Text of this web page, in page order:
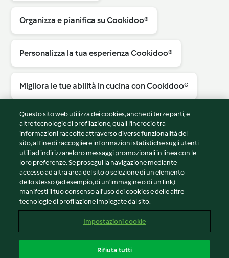
Organizza e pianifica su Cookidoo®
Personalizza la tua esperienza Cookidoo®
Migliora le tue abilità in cucina con Cookidoo®
Scopri altri prodotti Bimby®
© Copyright 2026
Termini del servizio
Informativa sulla privacy
Note legali
Questo sito web utilizza dei cookies, anche di terze parti, e
altre tecnologie di profilazione, quali l’incrocio tra
informazioni raccolte attraverso diverse funzionalità del
sito, al fine di raccogliere informazioni statistiche sugli utenti
utili ad indirizzare loro messaggi promozionali in linea con le
loro preferenze. Se prosegui la navigazione mediante
accesso ad altra area del sito o selezione di un elemento
dello stesso (ad esempio, di un'immagine o di un link)
manifesti il tuo consenso all'uso dei cookies e delle altre
tecnologie di profilazione impiegate dal sito.
Impostazioni cookie
Rifiuta tutti